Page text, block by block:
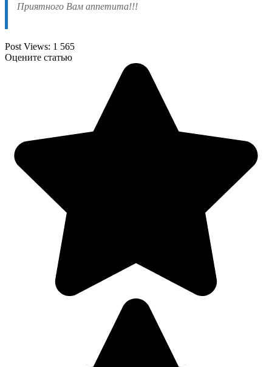
Приятного Вам аппетита!!!
Post Views: 1 565
Оцените статью